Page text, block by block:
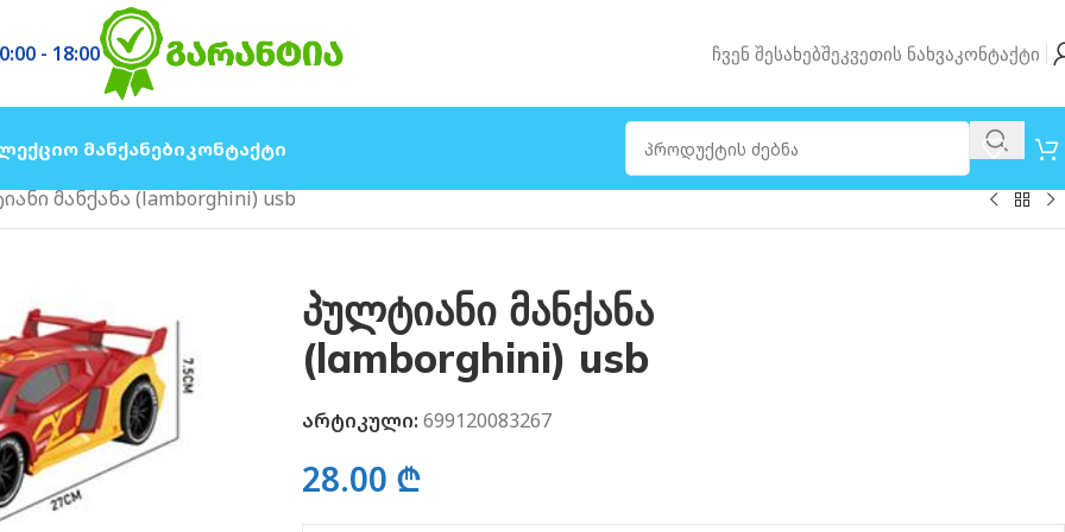
- 18:00 Ჩვენ ᲨესახებᲨეკვეთის ᲜახვაᲙონტაქტი
Მანქანები Კონტაქტი
მანქანა (lamborghini) usb
პულტიანი მანქანა
(lamborghini) usb
არტიკული: 699120083267
28.00 ₾